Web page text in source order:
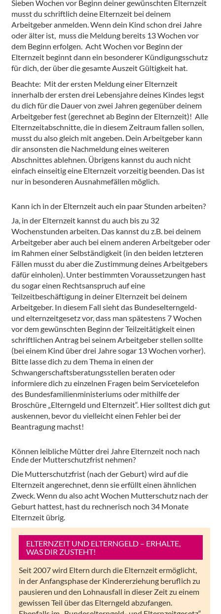
Sieben Wochen vor Beginn deiner gewünschten Elternzeit
musst du schriftlich deine Elternzeit bei deinem
Arbeitgeber anmelden. Wenn dein Kind schon drei Jahre
oder älter ist, muss die Meldung bereits 13 Wochen vor
dem Beginn erfolgen. Acht Wochen vor Beginn der
Elternzeit beginnt dann ein besonderer Kündigungsschutz
für dich, der über die gesamte Auszeit Gültigkeit hat.
Beachte: Mit der ersten Meldung einer Elternzeit
innerhalb der ersten drei Lebensjahre deines Kindes legst
du dich für die Dauer von zwei Jahren gegenüber deinem
Arbeitgeber fest (gerechnet ab Beginn der Elternzeit)! Alle
Elternzeitabschnitte, die in diesem Zeitraum fallen sollen,
musst du also gleich mit angeben. Dein Arbeitgeber kann
dir ansonsten die Nachmeldung eines weiteren
Abschnittes ablehnen. Übrigens kannst du auch nicht
einfach einseitig eine Elternzeit vorzeitig beenden. Das ist
nur in besonderen Ausnahmefällen möglich.
Kann ich in der Elternzeit auch ein paar Stunden arbeiten?
Ja, in der Elternzeit kannst du auch bis zu 32
Wochenstunden arbeiten. Das kannst du z.B. bei deinem
Arbeitgeber aber auch bei einem anderen Arbeitgeber oder
im Rahmen einer Selbständigkeit (in den beiden letzteren
Fällen musst du aber die Zustimmung deines Arbeitgebers
dafür einholen). Unter bestimmten Voraussetzungen hast
du sogar einen Rechtsanspruch auf eine
Teilzeitbeschäftigung in deiner Elternzeit bei deinem
Arbeitgeber. In diesem Fall sieht das Bundeselterngeld-
und elternzeitgesetz vor, dass man spätestens 7 Wochen
vor dem gewünschten Beginn der Teilzeitätigkeit einen
schriftlichen Antrag bei seinem Arbeitgeber stellen sollte
(bei einem Kind über drei Jahre sogar 13 Wochen vorher).
Bitte lasse dich zu dem Thema in einen der
Schwangerschaftsberatungsstellen beraten oder
informiere dich zu einzelnen Fragen beim Servicetelefon
des Bundesfamilienministeriums oder mithilfe der
Broschüre „Elterngeld und Elternzeit“. Hier solltest dich gut
auskennen, bevor du vielleicht einen Fehler bei der
Beantragung machst!
Können leibliche Mütter drei Jahre Elternzeit noch nach
Ende der Mutterschutzfrist nehmen?
Die Mutterschutzfrist (nach der Geburt) wird auf die
Elternzeit angerechnet, denn sie erfüllt einen ähnlichen
Zweck. Wenn du also acht Wochen Mutterschutz nach der
Geburt hattest, hast du rechnerisch noch 34 Monate
Elternzeit übrig.
ELTERNZEIT UND ELTERNGELD – ERHALTE,
WAS DIR ZUSTEHT!
Seit 2007 wird Eltern durch die Elternzeit ermöglicht,
in der Anfangsphase der Kindererziehung beruflich zu
pausieren und den Lohnausfall in dieser Zeit zu einem
gewissen Teil über das Elterngeld abzufangen.